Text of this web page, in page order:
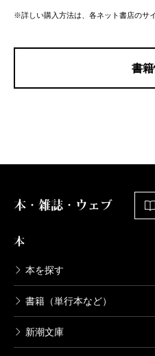
※詳しい購入方法は、各ネット書店のサ
書
本・雑誌・ウェブ
本
本を探す
書籍（単行本など）
新潮文庫